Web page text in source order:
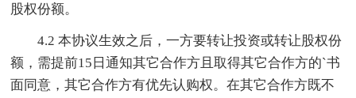
股权份额。
4.2 本协议生效之后，一方要转让投资或转让股权份
额，需提前15日通知其它合作方且取得其它合作方的`书
面同意，其它合作方有优先认购权。在其它合作方既不